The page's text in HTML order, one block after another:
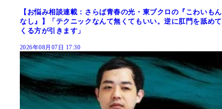
【お悩み相談連載：さらば青春の光・東ブクロの『こわいもん
なし』】「テクニックなんて無くてもいい。逆に肛門を舐めて
くる方が引きます」
2026年08月07日 17:30